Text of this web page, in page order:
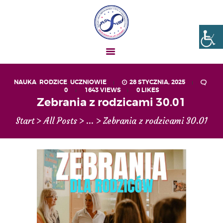
NAUKA, RODZICE, UCZNIOWIE
28 STYCZNIA, 2025
0
1643 VIEWS 0 LIKES
Zebrania z rodzicami 30.01
Start All Posts ... Zebrania z rodzicami 30.01
Liceum nr VIII Opole
AKTUALNOŚCI
OGŁOSZENIA
UCZEŃ – RODZIC
O NAS
MATURA
REKRUTACJA
PROJEKTY
GALERIA ZDJĘĆ